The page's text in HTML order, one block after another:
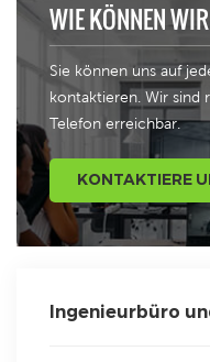
WIE KÖNNEN
Sie können uns auf
kontaktieren. Wir sind
Telefon erreichbar.
KONTAKTIERE
Ingenieurbüro